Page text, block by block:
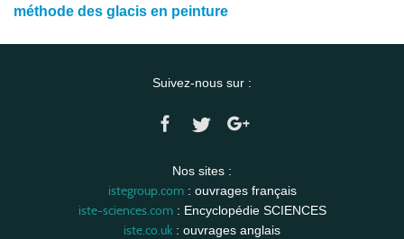
méthode des glacis en peinture
Suivez-nous sur :
Nos sites :
istegroup.com: ouvrages français
iste-sciences.com: Encyclopédie SCIENCES
iste.co.uk : ouvrages anglais